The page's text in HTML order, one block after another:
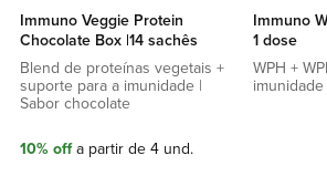
Immuno Veggie Protein
Chocolate Box |14 sachês
Blend de proteínas vegetais +
suporte para a imunidade |
Sabor chocolate
10% offa partir de 4 und.
Immuno
1 dose
WPH +